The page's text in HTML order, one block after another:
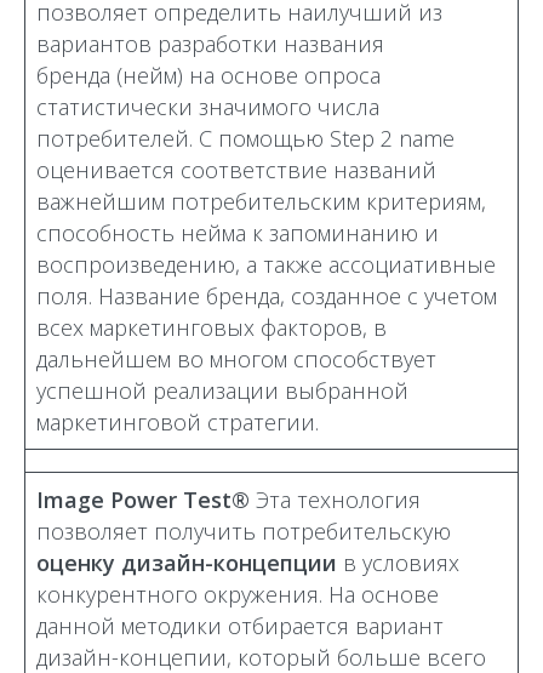
позволяет определить наилучший из
вариантов разработки названия
бренда (нейм) на основе опроса
статистически значимого числа
потребителей. С помощью Step 2 name
оценивается соответствие названий
важнейшим потребительским критериям,
способность нейма к запоминанию и
воспроизведению, а также ассоциативные
поля. Название бренда, созданное с учетом
всех маркетинговых факторов, в
дальнейшем во многом способствует
успешной реализации выбранной
маркетинговой стратегии.
Image Power Test® Эта технология
позволяет получить потребительскую
оценку дизайн-концепции в условиях
конкурентного окружения. На основе
данной методики отбирается вариант
дизайн-концепии, который больше всего